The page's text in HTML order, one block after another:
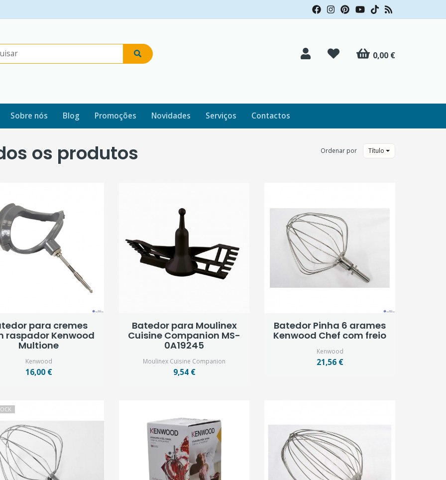
0,00 €
Sobre nós Blog Promoções Novidades Serviços Contactos
os produtos Ordenar por Título
para cremes
raspador Kenwood
Multione
Kenwood
16,00 €
Batedor para Moulinex
Cuisine Companion MS-
0A19245
Moulinex Cuisine Companion
9,54 €
Batedor Pinha 6 arames
Kenwood Chef com freio
Kenwood
21,56 €